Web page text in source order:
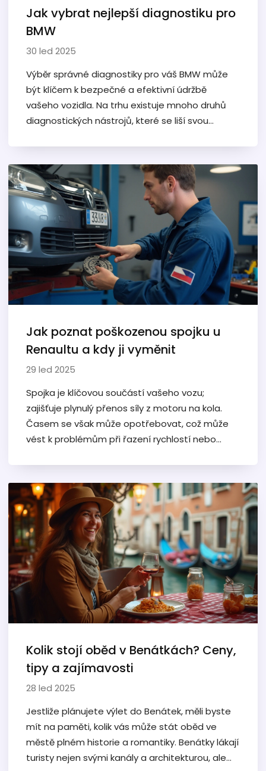
Jak vybrat nejlepší diagnostiku pro
BMW
30 led 2025
Výběr správné diagnostiky pro váš BMW může
být klíčem k bezpečné a efektivní údržbě
vašeho vozidla. Na trhu existuje mnoho druhů
diagnostických nástrojů, které se liší svou
BMW i vlastní zručnost. Tento článek vám
pomůže prozkoumat možnosti, které máte, a
vybrat správný nástroj pro diagnostiku vašeho
auta.
Jak poznat poškozenou spojku u
Renaultu a kdy ji vyměnit
29 led 2025
Spojka je klíčovou součástí vašeho vozu;
zajišťuje plynulý přenos síly z motoru na kola.
Časem se však může opotřebovat, což může
vést k problémům při řazení rychlostí nebo
vozů Renault a poskytneme tipy na rozpoznání
problémů dřív, než bude nutná drahá oprava.
Naučíme vás, kdy je třeba spojku vyměnit a jak jí
můžete prodloužit životnost.
Kolik stojí oběd v Benátkách? Ceny,
tipy a zajímavosti
28 led 2025
Jestliže plánujete výlet do Benátek, měli byste
mít na paměti, kolik vás může stát oběd ve
městě plném historie a romantiky. Benátky lákají
turisty nejen svými kanály a architekturou, ale